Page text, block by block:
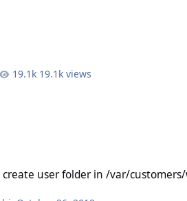
19.1k views
create user folder in /var/